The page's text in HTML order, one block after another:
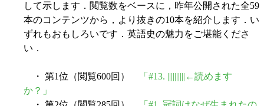
して示します．閲覧数をベースに，昨年公開された全59
本のコンテンツから，より抜きの10本を紹介します．い
ずれもおもしろいです．英語史の魅力をご堪能くださ
い．
・ 第1位（閲覧600回）
「#13. ||||||||||←読めます
か？」